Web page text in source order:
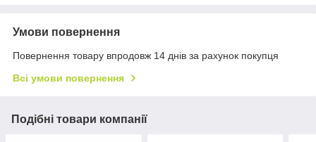
Умови повернення
Повернення товару впродовж 14 днів за рахунок покупця
Всі умови повернення
Подібні товари компанії